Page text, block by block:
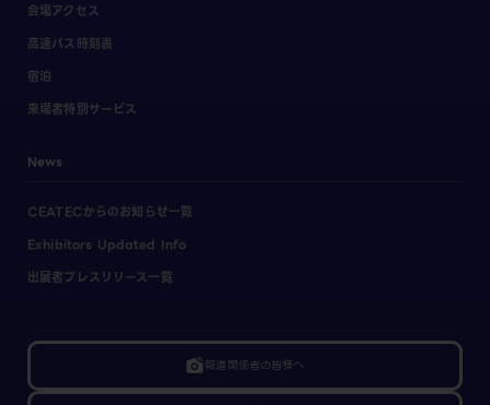
会場アクセス
高速バス時刻表
宿泊
来場者特別サービス
News
CEATECからのお知らせ一覧
Exhibitors Updated Info
出展者プレスリリース一覧
linked_camera報道関係者の皆様へ